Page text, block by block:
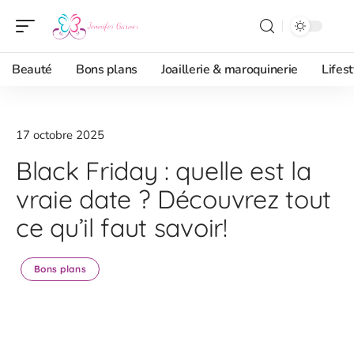
Beauté Bons plans Joaillerie & maroquinerie
17 octobre 2025
Black Friday : quelle est la
vraie date ? Découvrez tout
ce qu’il faut savoir!
Bons plans